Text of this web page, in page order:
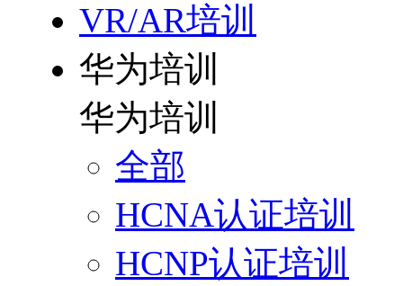
VR/AR培训
华为培训
华为培训
全部
HCNA认证培训
HCNP认证培训